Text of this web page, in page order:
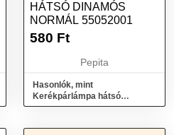
HÁTSÓ DINAMÓS
NORMÁL 55052001
580 Ft
Pepita
Hasonlók, mint
Kerékpárlámpa hátsó
dinamós normál 55052001